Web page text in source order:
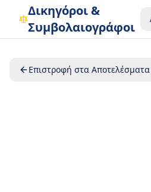
Δικηγόροι &
Συμβολαιογράφοι
Επιστροφή στα Αποτελέσματα